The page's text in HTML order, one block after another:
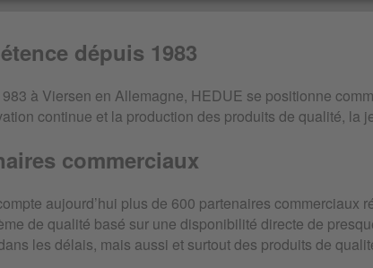
dépuis 1983
à Viersen en Allemagne, HEDUE se positionne
continue et la production des produits de qualité, la
commerciaux
aujourd’hui plus de 600 partenaires
de qualité basé sur une disponibilité directe de
les délais, mais aussi et surtout des produits de